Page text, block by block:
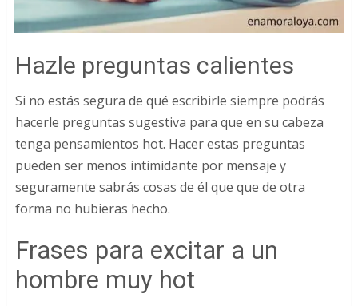
Hazle preguntas calientes
Si no estás segura de qué escribirle siempre podrás
hacerle preguntas sugestiva para que en su cabeza
tenga pensamientos hot. Hacer estas preguntas
pueden ser menos intimidante por mensaje y
seguramente sabrás cosas de él que que de otra
forma no hubieras hecho.
Frases para excitar a un
hombre muy hot